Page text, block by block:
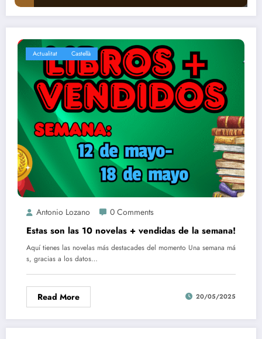
Actualitat Castellà
Antonio Lozano 0 Comments
Estas son las 10 novelas + vendidas de la semana!
Aquí tienes las novelas más destacades del momento Una semana má
s, gracias a los datos…
Read More 20/05/2025